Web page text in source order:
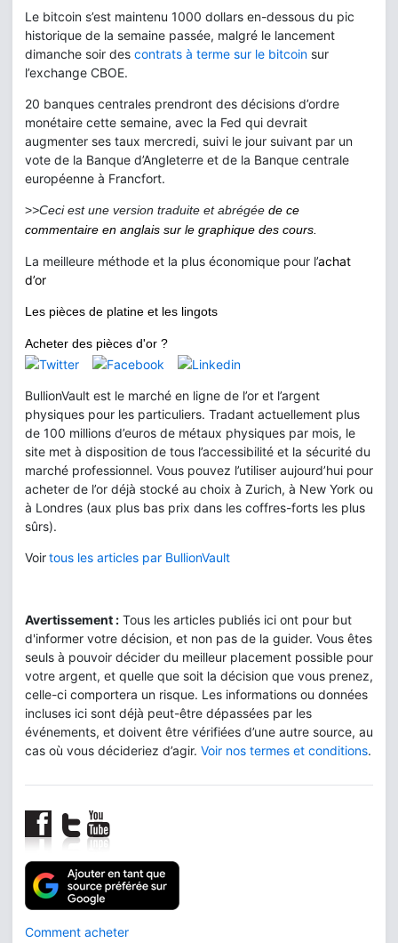
Le bitcoin s’est maintenu 1000 dollars en-dessous du pic
historique de la semaine passée, malgré le lancement
dimanche soir des contrats à terme sur le bitcoin sur
l’exchange CBOE.
20 banques centrales prendront des décisions d’ordre
monétaire cette semaine, avec la Fed qui devrait
augmenter ses taux mercredi, suivi le jour suivant par un
vote de la Banque d’Angleterre et de la Banque centrale
européenne à Francfort.
>>Ceci est une version traduite et abrégée de ce
commentaire en anglais sur le graphique des cours.
La meilleure méthode et la plus économique pour l’achat
d’or
Les pièces de platine et les lingots
Acheter des pièces d'or ?
BullionVault est le marché en ligne de l’or et l’argent
physiques pour les particuliers. Tradant actuellement plus
de 100 millions d’euros de métaux physiques par mois, le
site met à disposition de tous l’accessibilité et la sécurité du
marché professionnel. Vous pouvez l’utiliser aujourd’hui pour
acheter de l’or déjà stocké au choix à Zurich, à New York ou
à Londres (aux plus bas prix dans les coffres-forts les plus
sûrs).
Voirtous les articles par BullionVault
Avertissement : Tous les articles publiés ici ont pour but
d'informer votre décision, et non pas de la guider. Vous êtes
seuls à pouvoir décider du meilleur placement possible pour
votre argent, et quelle que soit la décision que vous prenez,
celle-ci comportera un risque. Les informations ou données
incluses ici sont déjà peut-être dépassées par les
événements, et doivent être vérifiées d’une autre source, au
cas où vous décideriez d’agir. Voir nos termes et conditions.
Comment acheter